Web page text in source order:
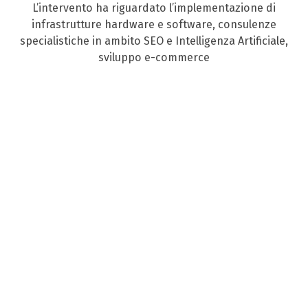
L’intervento ha riguardato l’implementazione di
infrastrutture hardware e software, consulenze
specialistiche in ambito SEO e Intelligenza Artificiale,
sviluppo e-commerce